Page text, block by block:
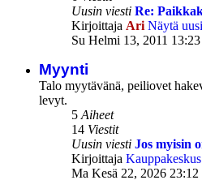
Uusin viesti Re:
Kirjoittaja Ari Näytä
Su Helmi 13, 2011 13:23
Myynti
Talo myytävänä, peiliovet
levyt.
5Aiheet
14 Viestit
Uusin viesti Jos myisin
Kirjoittaja
Ma Kesä 22, 2026 23:12